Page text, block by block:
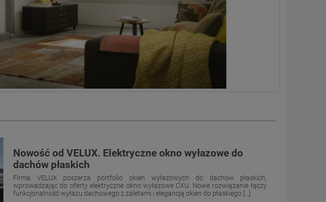
Nowość od VELUX. Elektryczne okno wyłazowe do
dachów płaskich
Firma VELUX poszerza portfolio okien wyłazowych do dachów płaskich,
wprowadzając do oferty elektryczne okno wyłazowe CXU. Nowe rozwiązanie łączy
funkcjonalność wyłazu dachowego z zaletami i elegancją okien do płaskiego [...]